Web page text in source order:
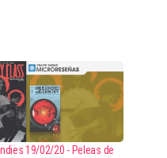
19/02/20 - Peleas de